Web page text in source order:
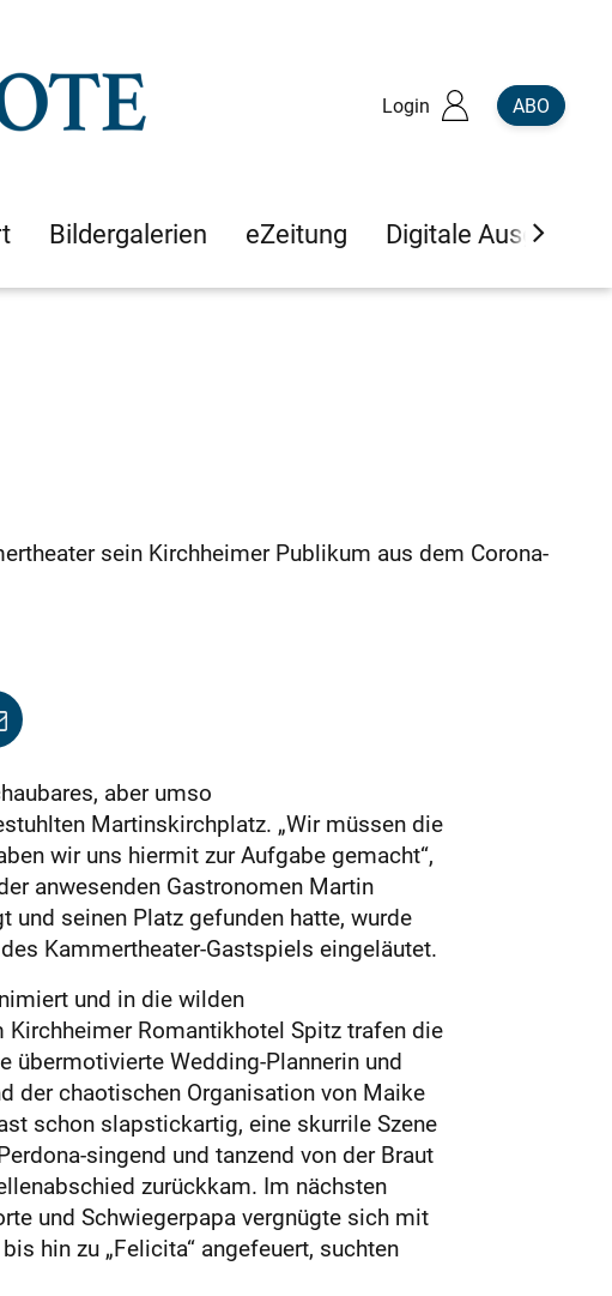
Login ABO
Bildergalerien eZeitung Digitale Ausgaben
sein Kirchheimer Publikum aus dem Corona-
aber umso
Martinskirchplatz. „Wir müssen die
wir uns hiermit zur Aufgabe gemacht“,
anwesenden Gastronomen Martin
und seinen Platz gefunden hatte, wurde
Kammertheater-Gastspiels eingeläutet.
und in die wilden
Romantikhotel Spitz trafen die
übermotivierte Wedding-Plannerin und
der chaotischen Organisation von Maike
schon slapstickartig, eine skurrile Szene
singend und tanzend von der Braut
zurückkam. Im nächsten
und Schwiegerpapa vergnügte sich mit
hin zu „Felicita“ angefeuert, suchten